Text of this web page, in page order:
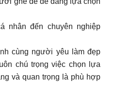
và quan trọng là phù hợp
sản phẩm cho Makeup từ
sẵn sàng cùng bạn soạn
Trần Tống để chúng mình